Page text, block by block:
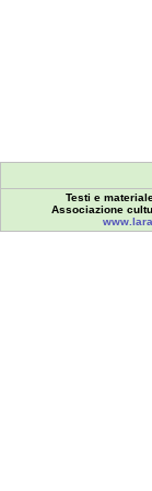
Testi e
Associazione